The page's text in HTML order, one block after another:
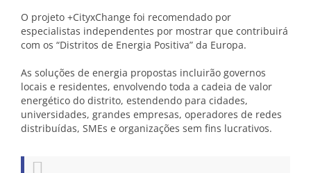
O projeto +CityxChange foi recomendado por
especialistas independentes por mostrar que contribuirá
com os “Distritos de Energia Positiva” da Europa.
As soluções de energia propostas incluirão governos
locais e residentes, envolvendo toda a cadeia de valor
energético do distrito, estendendo para cidades,
universidades, grandes empresas, operadores de redes
distribuídas, SMEs e organizações sem fins lucrativos.